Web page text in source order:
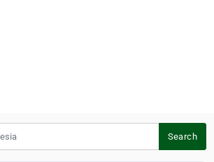
Search